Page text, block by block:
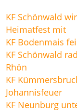
KF Schönwald
Heimatfest mit
KF Bodenmais
KF Schönwald
Rhön
KF
Johannisfeuer
KF Neunburg